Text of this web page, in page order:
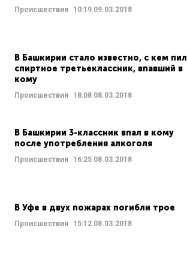
Происшествия 10:19 09.03.2018
В Башкирии стало известно, с кем пил
спиртное третьеклассник, впавший в
кому
Происшествия 18:08 08.03.2018
В Башкирии 3-классник впал в кому
после употребления алкоголя
Происшествия 16:25 08.03.2018
В Уфе в двух пожарах погибли трое
Происшествия 15:12 08.03.2018